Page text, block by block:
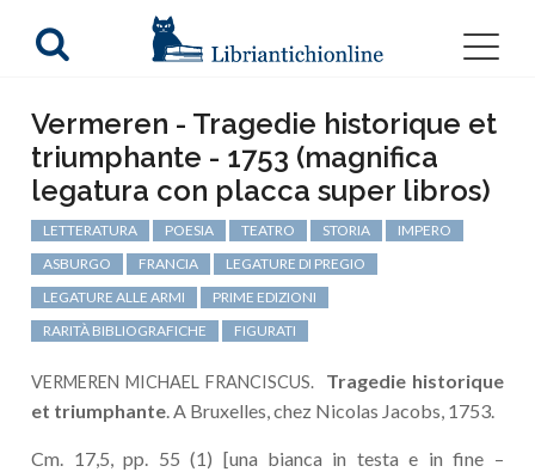
Vermeren - Tragedie historique et
triumphante - 1753 (magnifica
legatura con placca super libros)
LETTERATURA POESIA TEATRO STORIA
IMPERO
ASBURGO
FRANCIA
LEGATURE DI PREGIO
LEGATURE ALLE ARMI
PRIME EDIZIONI
RARITÀ BIBLIOGRAFICHE
FIGURATI
VERMEREN MICHAEL FRANCISCUS.
Tragedie historique
et triumphante. A Bruxelles, chez Nicolas Jacobs, 1753.
Cm. 17,5, pp. 55 (1) [una bianca in testa e in fine –